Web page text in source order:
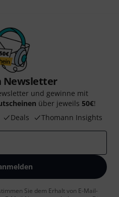
Newsletter
und gewinne mit
über jeweils 50€!
Deals Thomann Insights
Sie dem Erhalt von E-Mail-